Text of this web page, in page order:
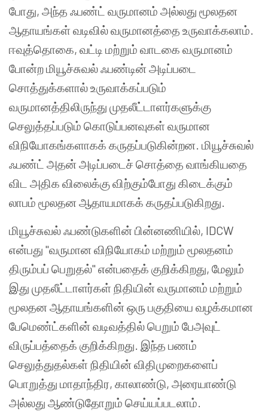
போது, அந்த ஃபண்ட் வருமானம் அல்லது மூலதன
ஆதாயங்கள் வடிவில் வருமானத்தை உருவாக்கலாம்.
ஈவுத்தொகை, வட்டி மற்றும் வாடகை வருமானம்
போன்ற மியூச்சுவல் ஃபண்டின் அடிப்படை
சொத்துக்களால் உருவாக்கப்படும்
வருமானத்திலிருந்து முதலீட்டாளர்களுக்கு
செலுத்தப்படும் கொடுப்பனவுகள் வருமான
விநியோகங்களாகக் கருதப்படுகின்றன. மியூச்சுவல்
ஃபண்ட் அதன் அடிப்படைச் சொத்தை வாங்கியதை
விட அதிக விலைக்கு விற்கும்போது கிடைக்கும்
லாபம் மூலதன ஆதாயமாகக் கருதப்படுகிறது.
மியூச்சுவல் ஃபண்டுகளின் பின்னணியில், IDCW
என்பது "வருமான விநியோகம் மற்றும் மூலதனம்
திரும்பப் பெறுதல்" என்பதைக் குறிக்கிறது, மேலும்
இது முதலீட்டாளர்கள் நிதியின் வருமானம் மற்றும்
மூலதன ஆதாயங்களின் ஒரு பகுதியை வழக்கமான
பேமெண்ட்களின் வடிவத்தில் பெறும் பேஅவுட்
விருப்பத்தைக் குறிக்கிறது. இந்த பணம்
செலுத்துதல்கள் நிதியின் விதிமுறைகளைப்
பொறுத்து மாதாந்திர, காலாண்டு, அரையாண்டு
அல்லது ஆண்டுதோறும் செய்யப்படலாம்.